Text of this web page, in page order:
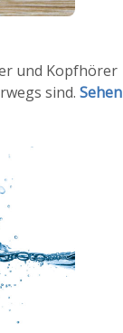
und Kopfhörer
sind. Sehen